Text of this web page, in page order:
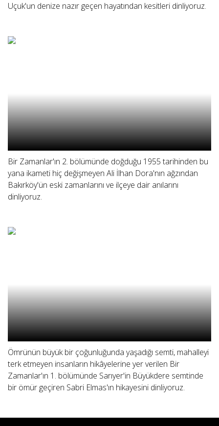
Uçuk'un denize nazır geçen hayatından kesitleri dinliyoruz.
Bir Zamanlar'ın 2. bölümünde doğduğu 1955 tarihinden bu
yana ikameti hiç değişmeyen Ali İlhan Dora'nın ağzından
Bakırköy'ün eski zamanlarını ve ilçeye dair anılarını
dinliyoruz.
Ömrünün büyük bir çoğunluğunda yaşadığı semti, mahalleyi
terk etmeyen insanların hikâyelerine yer verilen Bir
Zamanlar'ın 1. bölümünde Sarıyer'in Büyükdere semtinde
bir ömür geçiren Sabri Elmas'ın hikayesini dinliyoruz.